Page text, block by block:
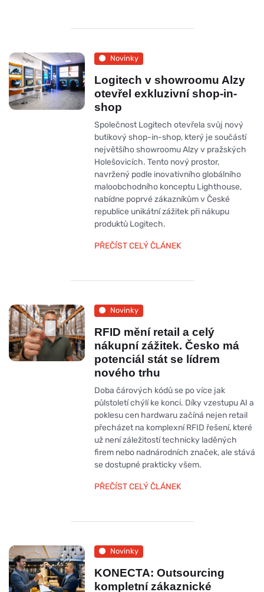
Novinky
Logitech v showroomu Alzy
otevřel exkluzivní shop-in-
shop
Společnost Logitech otevřela svůj nový
butikový shop-in-shop, který je součástí
největšího showroomu Alzy v pražských
Holešovicích. Tento nový prostor,
navržený podle inovativního globálního
maloobchodního konceptu Lighthouse,
nabídne poprvé zákazníkům v České
republice unikátní zážitek při nákupu
produktů Logitech.
PŘEČÍST CELÝ ČLÁNEK
Novinky
RFID mění retail a celý
nákupní zážitek. Česko má
potenciál stát se lídrem
nového trhu
Doba čárových kódů se po více jak
půlstoletí chýlí ke konci. Díky vzestupu AI a
poklesu cen hardwaru začíná nejen retail
přecházet na komplexní RFID řešení, které
už není záležitostí technicky laděných
firem nebo nadnárodních značek, ale stává
se dostupné prakticky všem.
PŘEČÍST CELÝ ČLÁNEK
Novinky
KONECTA: Outsourcing
kompletní zákaznické